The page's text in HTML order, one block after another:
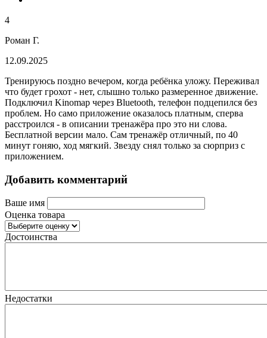
4
Роман Г.
12.09.2025
Тренируюсь поздно вечером, когда ребёнка уложу. Переживал
что будет грохот - нет, слышно только размеренное движение.
Подключил Kinomap через Bluetooth, телефон подцепился без
проблем. Но само приложение оказалось платным, сперва
расстроился - в описании тренажёра про это ни слова.
Бесплатной версии мало. Сам тренажёр отличный, по 40
минут гоняю, ход мягкий. Звезду снял только за сюрприз с
приложением.
Добавить комментарий
Ваше имя
Оценка товара
Достоинства
Недостатки